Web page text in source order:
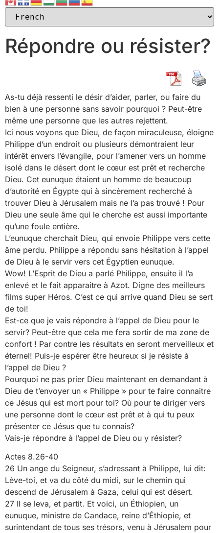
Répondre ou résister?
As-tu déjà ressenti le désir d’aider, parler, ou faire du
bien à une personne sans savoir pourquoi ? Peut-être
même une personne que les autres rejettent.
Ici nous voyons que Dieu, de façon miraculeuse, éloigne
Philippe d’un endroit ou plusieurs démontraient leur
intérêt envers l’évangile, pour l’amener vers un homme
isolé dans le désert dont le cœur est prêt et recherche
Dieu. Cet eunuque étaient un homme de beaucoup
d’autorité en Égypte qui à sincèrement recherché à
trouver Dieu à Jérusalem mais ne l’a pas trouvé ! Pour
Dieu une seule âme qui le cherche est aussi importante
qu’une foule entière.
L’eunuque cherchait Dieu, qui envoie Philippe vers cette
âme perdu. Philippe a répondu sans hésitation à l’appel
de Dieu à le servir vers cet Égyptien eunuque.
Wow! L’Esprit de Dieu a parlé Philippe, ensuite il l’a
enlevé et le fait apparaitre à Azot. Digne des meilleurs
films super Héros. C’est ce qui arrive quand Dieu se sert
de toi!
Est-ce que je vais répondre à l’appel de Dieu pour le
servir? Peut-être que cela me fera sortir de ma zone de
confort ! Par contre les résultats en seront merveilleux et
éternel! Puis-je espérer être heureux si je résiste à
l’appel de Dieu ?
Pourquoi ne pas prier Dieu maintenant en demandant à
Dieu de t’envoyer un « Philippe » pour te faire connaitre
ce Jésus qui est mort pour toi? Où pour te diriger vers
une personne dont le cœur est prêt et à qui tu peux
présenter ce Jésus que tu connais?
Vais-je répondre à l’appel de Dieu ou y résister?
Actes 8.26-40
26 Un ange du Seigneur, s’adressant à Philippe, lui dit:
Lève-toi, et va du côté du midi, sur le chemin qui
descend de Jérusalem à Gaza, celui qui est désert.
27 Il se leva, et partit. Et voici, un Éthiopien, un
eunuque, ministre de Candace, reine d’Éthiopie, et
surintendant de tous ses trésors, venu à Jérusalem pour